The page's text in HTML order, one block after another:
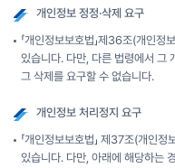
개인정보 정정·삭제 요구
「개인정보보호법」제36조(개인정
있습니다. 다만, 다른 법령에서 그
그 삭제를 요구할 수 없습니다.
개인정보 처리정지 요구
「개인정보보호법」 제37조(개인
있습니다. 다만, 아래에 해당하는